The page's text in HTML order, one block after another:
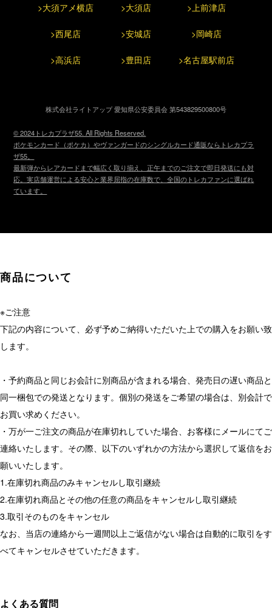
>大須アメ横店 >大須店 >上前津店
>西尾店 >安城店 >岡崎店
>高浜店 >豊田店 >名古屋駅前店
株式会社ライトアップ 愛知県公安委員会 第543829500800号
© 2024トレカプラザ55. All Rights Reserved.
ポケモンカード（ポケカ）やヴァンガードのシングルカード通販ならトレカプラ
ザ55。
最新弾からレアカードまで幅広く取り揃え、正午までのご注文で即日発送にも対
応。実店舗運営による安心と業界屈指の在庫数で、全国のトレカファンに選ばれ
ています。
商品について
※ご注意
下記の内容について、必ず予めご納得いただいた上での購入をお願い致
します。
・予約商品と同じお会計に別商品が含まれる場合、発売日の遅い商品と
同一梱包での発送となります。個別の発送をご希望の場合は、別会計で
お買い求めください。
・万が一ご注文の商品が在庫切れしていた場合、お客様にメールにてご
連絡いたします。その際、以下のいずれかの方法から選択して返信をお
願いいたします。
1.在庫切れ商品のみキャンセルし取引継続
2.在庫切れ商品とその他の任意の商品をキャンセルし取引継続
3.取引そのものをキャンセル
なお、当店の連絡から一週間以上ご返信がない場合は自動的に取引をす
べてキャンセルさせていただきます。
よくある質問